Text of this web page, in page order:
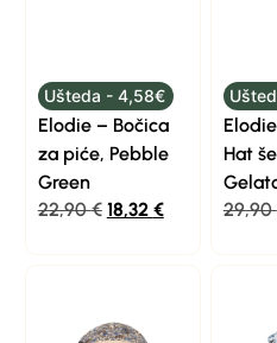
Ušteda - 4,58€
Elodie – Bočica
za piće, Pebble
Green
22,90€ 18,32 €
Hat
29,90